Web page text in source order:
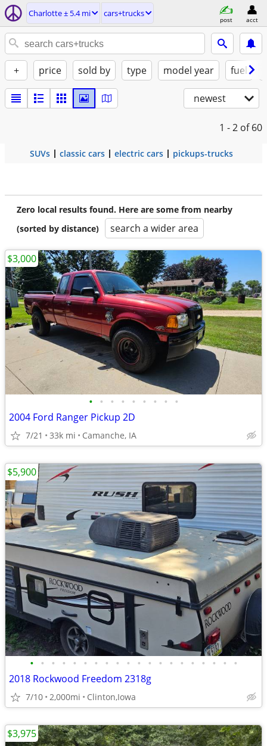
Charlotte ± 5.4 mi cars+trucks
post acct
+ price sold by type model year fuel
newest
1 - 2 of 60
SUVs classic cars electric cars pickups-trucks
Zero local results found. Here are some from nearby
(sorted by distance)
search a wider area
• • • • • • • • •
2004 Ford Ranger Pickup 2D
7/21 33k mi Camanche, IA
$3,000
• • • • • • • • • • • • • • • • • • • •
2018 Rockwood Freedom 2318g
7/10 2,000mi Clinton,Iowa
$5,900
$3,975